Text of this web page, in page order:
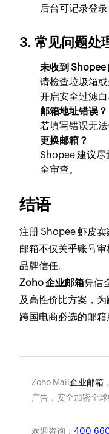
后台可记录登
3. 常见问题处
未收到 Shopee
请检查垃圾箱
开启安全过滤白
邮箱地址错误？
若填写错误无
更换邮箱？
Shopee 建议
全审查。
结语
注册 Shopee 虾皮
邮箱不仅关乎账号
品牌信任。
Zoho 企业邮箱凭借
及高性价比方案，
跨国电商必选的邮箱
Zoho Mail企业邮箱
广告，安全加密全球
欢迎咨询： 400-